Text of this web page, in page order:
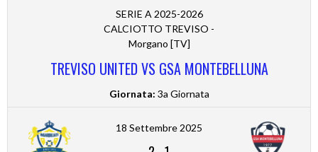
SERIE A 2025-2026
CALCIOTTO TREVISO -
Morgano [TV]
TREVISO UNITED VS GSA MONTEBELLUNA
Giornata: 3a Giornata
18 Settembre 2025